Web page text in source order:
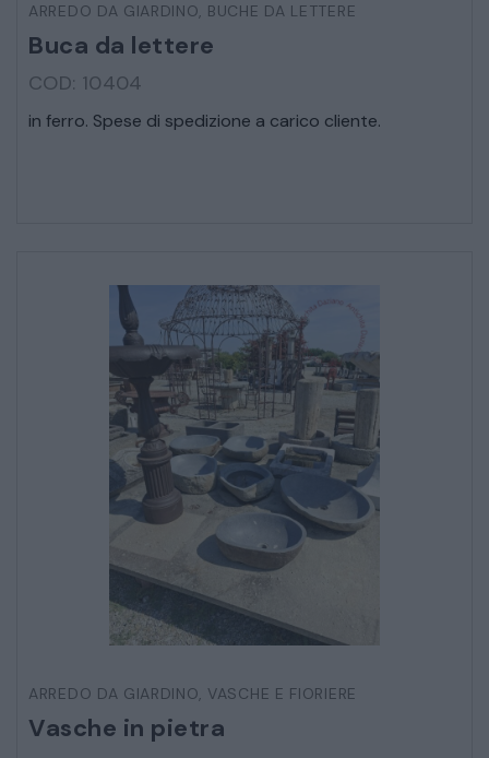
CATALOGO COMPLETO
MOBILI
CAMERE
ARMADI
LETTI
COMÒ E COMODINI
SALE DA PRANZO E SOGGIORNO
SEDIE POLTRONE DIVANI
ARREDO DA GIARDINO, BUCHE DA LETTERE
Buca da lettere
COD: 10404
in ferro. Spese di spedizione a carico cliente.
ARREDO DA GIARDINO, VASCHE E FIORIERE
Vasche in pietra